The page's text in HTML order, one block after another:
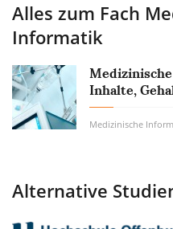
Alles zum Fach
Informatik
Inhalte,
Alternative